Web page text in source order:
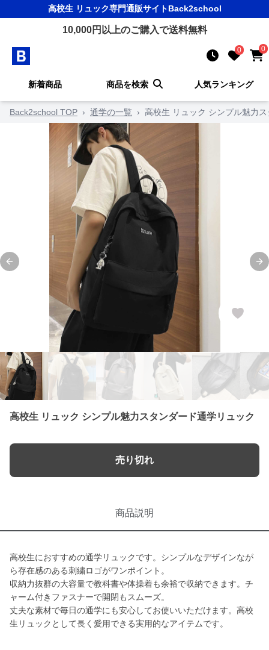
高校生 リュック専門通販サイトBack2school
10,000円以上のご購入で送料無料
0 0
新着商品 商品を検索 人気ランキング
Back2school TOP › 通学の一覧 › 高校生 リュック シンプル魅力
Previous slide
高校生 リュック シンプル魅力スタンダード通学リュック
売り切れ
商品説明
高校生におすすめの通学リュックです。シンプルなデザインなが
ら存在感のある刺繍ロゴがワンポイント。
収納力抜群の大容量で教科書や体操着も余裕で収納できます。チ
ャーム付きファスナーで開閉もスムーズ。
丈夫な素材で毎日の通学にも安心してお使いいただけます。高校
生リュックとして長く愛用できる実用的なアイテムです。